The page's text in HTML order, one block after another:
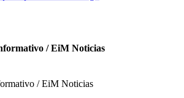
/ EiM Noticias
/ EiM Noticias